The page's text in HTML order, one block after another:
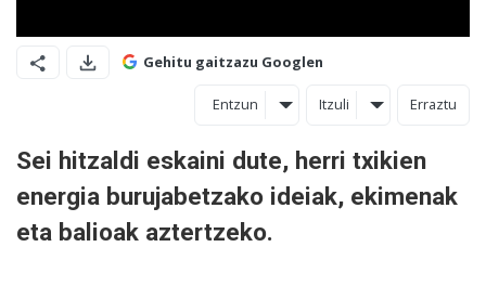
Gehitu gaitzazu Googlen
Entzun Itzuli Erraztu
Sei hitzaldi eskaini dute, herri txikien
energia burujabetzako ideiak, ekimenak
eta balioak aztertzeko.